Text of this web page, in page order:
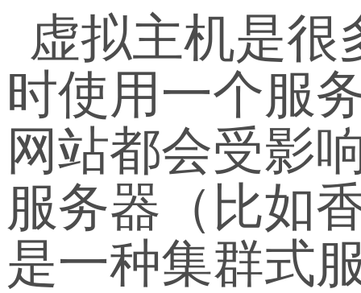
虚拟主机是很
时使用一个服
网站都会受影
服务器（比如
是一种集群式